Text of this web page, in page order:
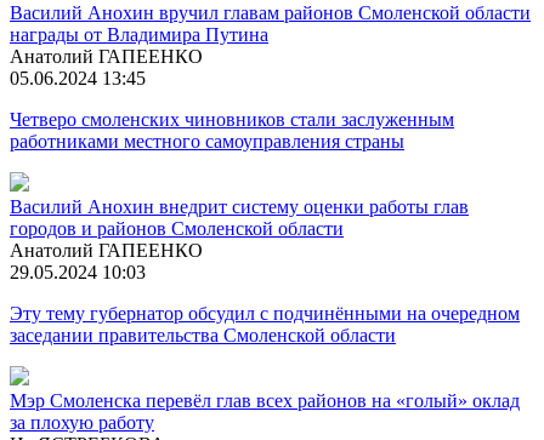
Василий Анохин вручил главам районов Смоленской области
награды от Владимира Путина
Анатолий ГАПЕЕНКО
05.06.2024 13:45
Четверо смоленских чиновников стали заслуженным
работниками местного самоуправления страны
Василий Анохин внедрит систему оценки работы глав
городов и районов Смоленской области
Анатолий ГАПЕЕНКО
29.05.2024 10:03
Эту тему губернатор обсудил с подчинёнными на очередном
заседании правительства Смоленской области
Мэр Смоленска перевёл глав всех районов на «голый» оклад
за плохую работу